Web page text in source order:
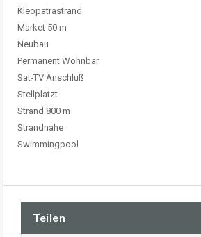
Kleopatrastrand
Market 50 m
Neubau
Permanent Wohnbar
Sat-TV Anschluß
Stellplatzt
Strand 800 m
Strandnahe
Swimmingpool
Teilen